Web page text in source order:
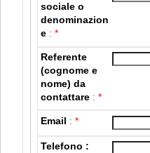
sociale o
denominazion
e: *
Referente
(cognome e
nome) da
contattare: *
Email : *
Telefono :